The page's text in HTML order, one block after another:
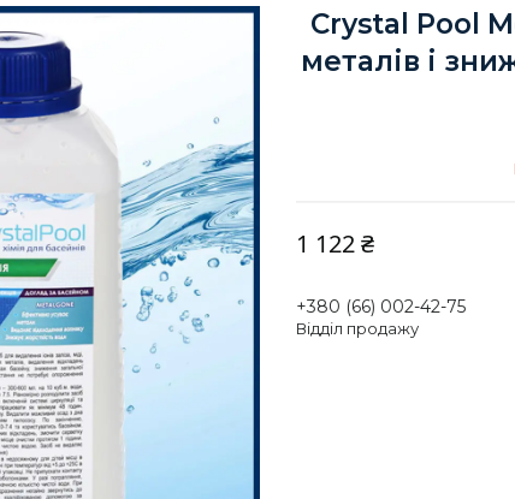
Crystal Pool
металів і
1 122 ₴
+380 (66) 002-42-75
Відділ продажу